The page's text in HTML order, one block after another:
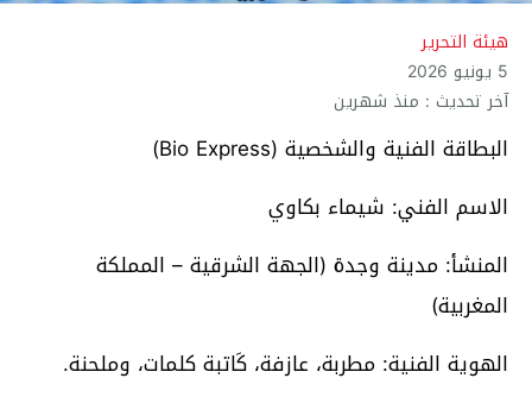
هيئة التحرير
5 يونيو 2026
آخر تحديث : منذ شهرين
البطاقة الفنية والشخصية (Bio Express)
الاسم الفني: شيماء بكاوي
المنشأ: مدينة وجدة (الجهة الشرقية – المملكة
المغربية)
الهوية الفنية: مطربة، عازفة، كَاتبة كلمات، وملحنة.